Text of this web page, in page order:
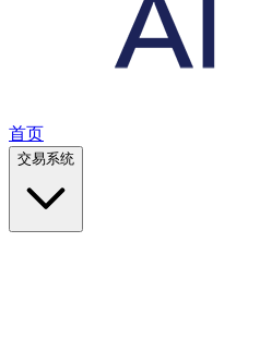
首页
交易系统